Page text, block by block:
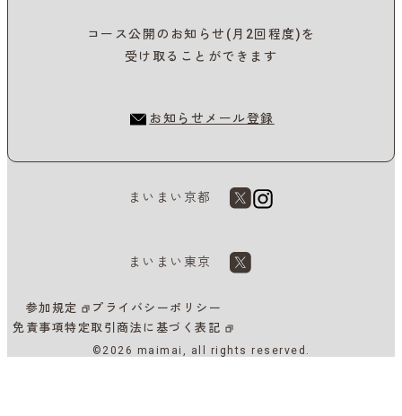
コース公開のお知らせ(月2回程度)を
受け取ることができます
お知らせメール登録
まいまい京都
まいまい東京
参加規定
プライバシーポリシー
免責事項特定取引商法に基づく表記
©2026 maimai, all rights reserved.